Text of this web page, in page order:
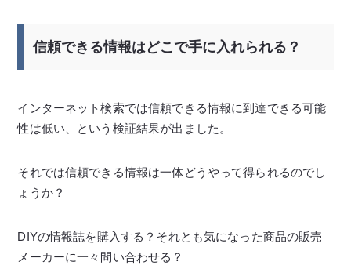
信頼できる情報はどこで手に入れられる？
インターネット検索では信頼できる情報に到達できる可能
性は低い、という検証結果が出ました。
それでは信頼できる情報は一体どうやって得られるのでし
ょうか？
DIYの情報誌を購入する？それとも気になった商品の販売
メーカーに一々問い合わせる？